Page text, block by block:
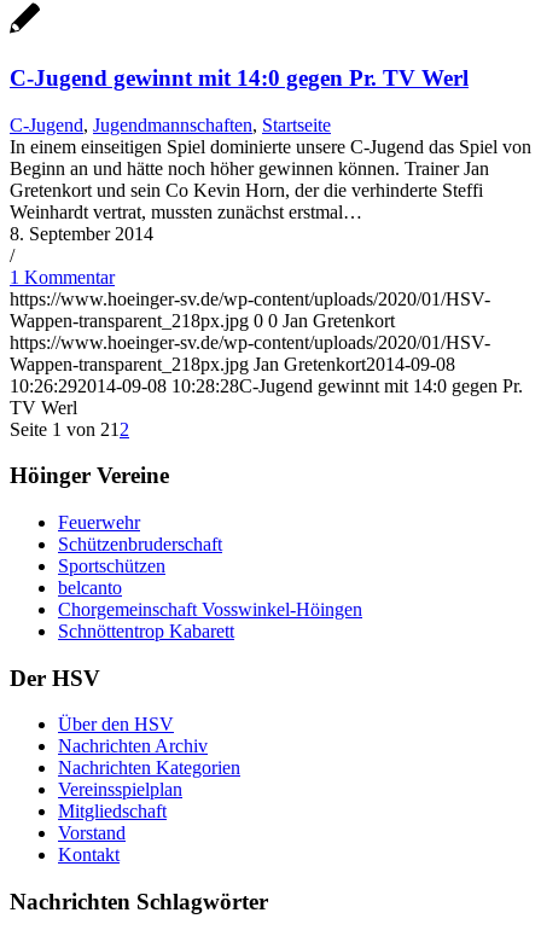
C-Jugend gewinnt mit 14:0 gegen Pr. TV Werl
C-Jugend, Jugendmannschaften, Startseite
In einem einseitigen Spiel dominierte unsere C-Jugend das Spiel von
Beginn an und hätte noch höher gewinnen können. Trainer Jan
Gretenkort und sein Co Kevin Horn, der die verhinderte Steffi
Weinhardt vertrat, mussten zunächst erstmal…
8. September 2014
/
1 Kommentar
https://www.hoeinger-sv.de/wp-content/uploads/2020/01/HSV-
Wappen-transparent_218px.jpg 0 0 Jan Gretenkort
https://www.hoeinger-sv.de/wp-content/uploads/2020/01/HSV-
Wappen-transparent_218px.jpg Jan Gretenkort2014-09-08
10:26:292014-09-08 10:28:28C-Jugend gewinnt mit 14:0 gegen Pr.
TV Werl
Seite 1 von 21 2
Höinger Vereine
Feuerwehr
Schützenbruderschaft
Sportschützen
belcanto
Chorgemeinschaft Vosswinkel-Höingen
Schnöttentrop Kabarett
Der HSV
Über den HSV
Nachrichten Archiv
Nachrichten Kategorien
Vereinsspielplan
Mitgliedschaft
Vorstand
Kontakt
Nachrichten Schlagwörter